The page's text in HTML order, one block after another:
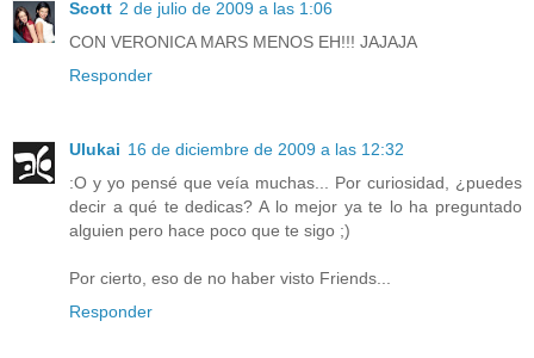
Scott 2 de julio de 2009 a las 1:06
CON VERONICA MARS MENOS EH!!! JAJAJA
Responder
Ulukai 16 de diciembre de 2009 a las 12:32
:O y yo pensé que veía muchas... Por curiosidad, ¿puedes
decir a qué te dedicas? A lo mejor ya te lo ha preguntado
alguien pero hace poco que te sigo ;)
Por cierto, eso de no haber visto Friends...
Responder